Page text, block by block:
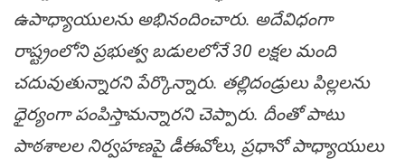
ఉపాధ్యాయుల‌ను అభినందించారు. అదేవిధంగా
రాష్ట్రంలోని ప్ర‌భుత్వ బ‌డుల‌లోనే 30 లక్షల మంది
చదువుతున్నారని పేర్కొన్నారు. త‌ల్లిదండ్రులు పిల్లలను
ధైర్యంగా పంపిస్తామన్నారని చెప్పారు. దీంతో పాటు
పాఠ‌శాల‌ల నిర్వ‌హ‌ణ‌పై డీఈవోలు, ప్రధానో పాధ్యాయులు